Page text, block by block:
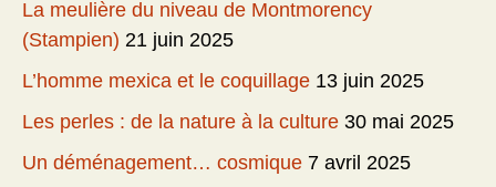
La meulière du niveau de Montmorency
(Stampien) 21 juin 2025
L’homme mexica et le coquillage 13 juin 2025
Les perles : de la nature à la culture 30 mai 2025
Un déménagement… cosmique 7 avril 2025